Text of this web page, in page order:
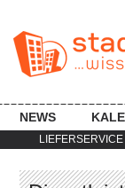
LIEFERSERVICE
NEWS